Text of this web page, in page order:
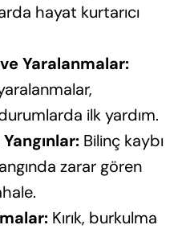
hayat kurtarıcı
Yaralanmalar:
yaralanmalar,
ilk yardım.
Bilinç kaybı
zarar gören
Kırık, burkulma